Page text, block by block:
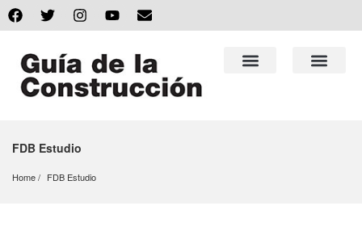
FDB Estudio
Home FDB Estudio